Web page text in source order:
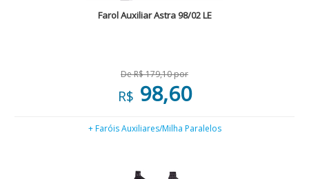
Farol Auxiliar Astra 98/02 LE
De R$ 179,10 por
R$ 98,60
+ Faróis Auxiliares/Milha Paralelos